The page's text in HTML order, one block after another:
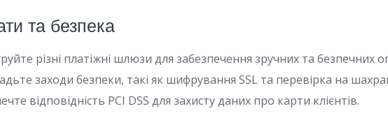
та безпека
різні платіжні шлюзи для забезпечення зручних та безпечних
заходи безпеки, такі як шифрування SSL та перевірка на
відповідність PCI DSS для захисту даних про карти клієнтів.